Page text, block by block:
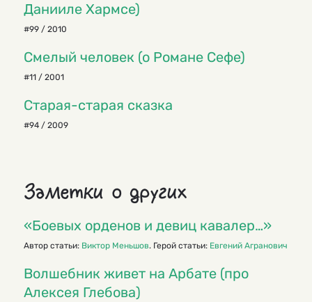
Данииле Хармсе)
#99 / 2010
Смелый человек (о Романе Сефе)
#11 / 2001
Старая-старая сказка
#94 / 2009
Заметки о других
«Боевых орденов и девиц кавалер…»
Автор статьи: Виктор Меньшов. Герой статьи: Евгений Агранович
Волшебник живет на Арбате (про
Алексея Глебова)